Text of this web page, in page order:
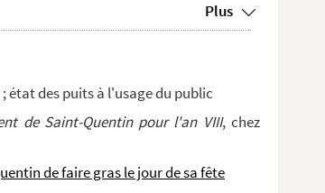
Plus
état des puits à l'usage du public
de Saint-Quentin pour l'an VIII, chez
de faire gras le jour de sa fête